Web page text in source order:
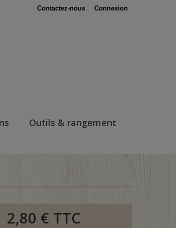
Connexion
Contactez-nous
Outils & rangement
2,80 € TTC